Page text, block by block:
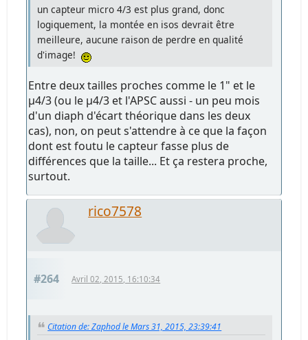
un capteur micro 4/3 est plus grand, donc
logiquement, la montée en isos devrait être
meilleure, aucune raison de perdre en qualité
d'image!
Entre deux tailles proches comme le 1" et le
µ4/3 (ou le µ4/3 et l'APSC aussi - un peu mois
d'un diaph d'écart théorique dans les deux
cas), non, on peut s'attendre à ce que la façon
dont est foutu le capteur fasse plus de
différences que la taille... Et ça restera proche,
surtout.
rico7578
#264 Avril 02, 2015, 16:10:34
Citation de: Zaphod le Mars 31, 2015, 23:39:41